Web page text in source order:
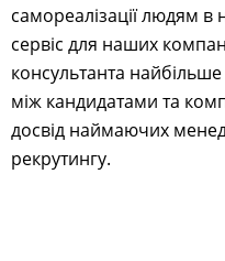
самореалізації людям в
сервіс для наших
консультанта
між кандидатами та
досвід наймаючих
рекрутингу.